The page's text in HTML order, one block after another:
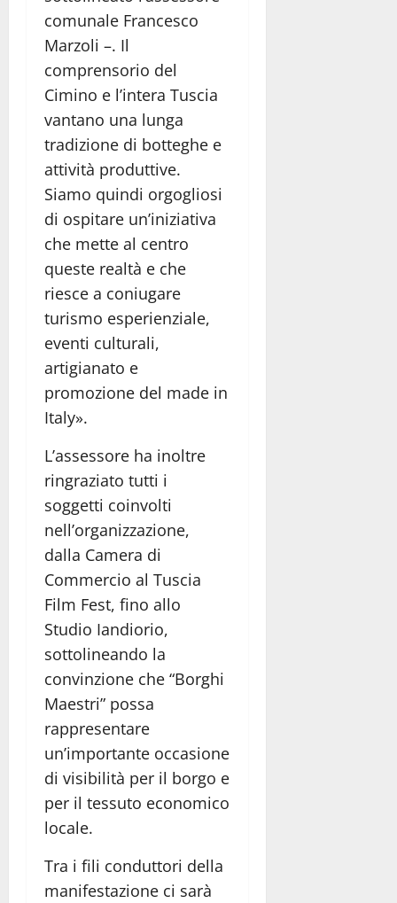
comunale Francesco
Marzoli –. Il
comprensorio del
Cimino e l’intera Tuscia
vantano una lunga
tradizione di botteghe e
attività produttive.
Siamo quindi orgogliosi
di ospitare un’iniziativa
che mette al centro
queste realtà e che
riesce a coniugare
turismo esperienziale,
eventi culturali,
artigianato e
promozione del made in
Italy».
L’assessore ha inoltre
ringraziato tutti i
soggetti coinvolti
nell’organizzazione,
dalla Camera di
Commercio al Tuscia
Film Fest, fino allo
Studio Iandiorio,
sottolineando la
convinzione che “Borghi
Maestri” possa
rappresentare
un’importante occasione
di visibilità per il borgo e
per il tessuto economico
locale.
Tra i fili conduttori della
manifestazione ci sarà